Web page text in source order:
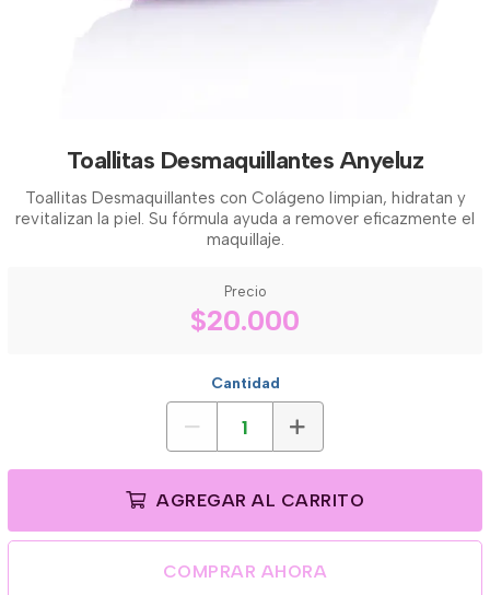
Toallitas Desmaquillantes Anyeluz
Toallitas Desmaquillantes con Colágeno limpian, hidratan y
revitalizan la piel. Su fórmula ayuda a remover eficazmente el
maquillaje.
Precio
$20.000
Cantidad
AGREGAR AL CARRITO
COMPRAR AHORA